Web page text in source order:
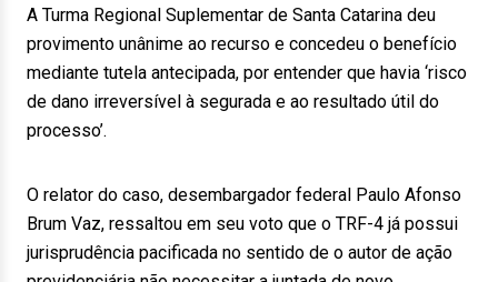
A Turma Regional Suplementar de Santa Catarina deu
provimento unânime ao recurso e concedeu o benefício
mediante tutela antecipada, por entender que havia ‘risco
de dano irreversível à segurada e ao resultado útil do
processo’.
O relator do caso, desembargador federal Paulo Afonso
Brum Vaz, ressaltou em seu voto que o TRF-4 já possui
jurisprudência pacificada no sentido de o autor de ação